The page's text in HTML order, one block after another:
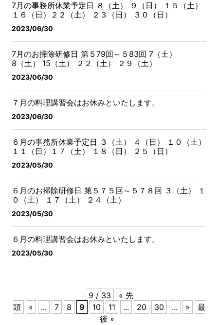
7月の事務所休業予定日 ８（土） ９（日） １５（土）
１６（日）
２２（土） ２３（日） ３０（日）
2023/06/30
7月のお掃除研修日 第５79回～５83回 7（土）
8（土） 15（土） ２２（土） ２９（土）
2023/06/30
７月の料理講習会はお休みといたします。
2023/06/30
６月の事務所休業予定日 ３（土） ４（日） １０（土）
１１（日）
１７（土） １８（日） ２５（日）
2023/05/30
６月のお掃除研修日 第５７５回～５７８回 ３（土） １
０（土） １７（土） ２４（土）
2023/05/30
６月の料理講習会はお休みといたします。
2023/05/30
9 / 33
« 先
頭
« ... 7 8 9 10 11 ... 20 30 ... »
最
後 »